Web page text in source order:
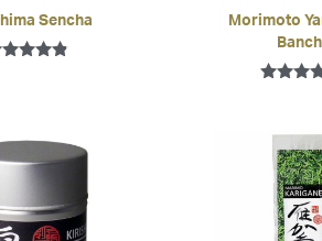
Sencha
Morimoto